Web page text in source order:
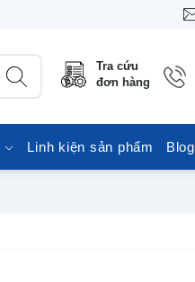
Tra cứu
đơn hàng
Linh kiện sản phẩm Blog